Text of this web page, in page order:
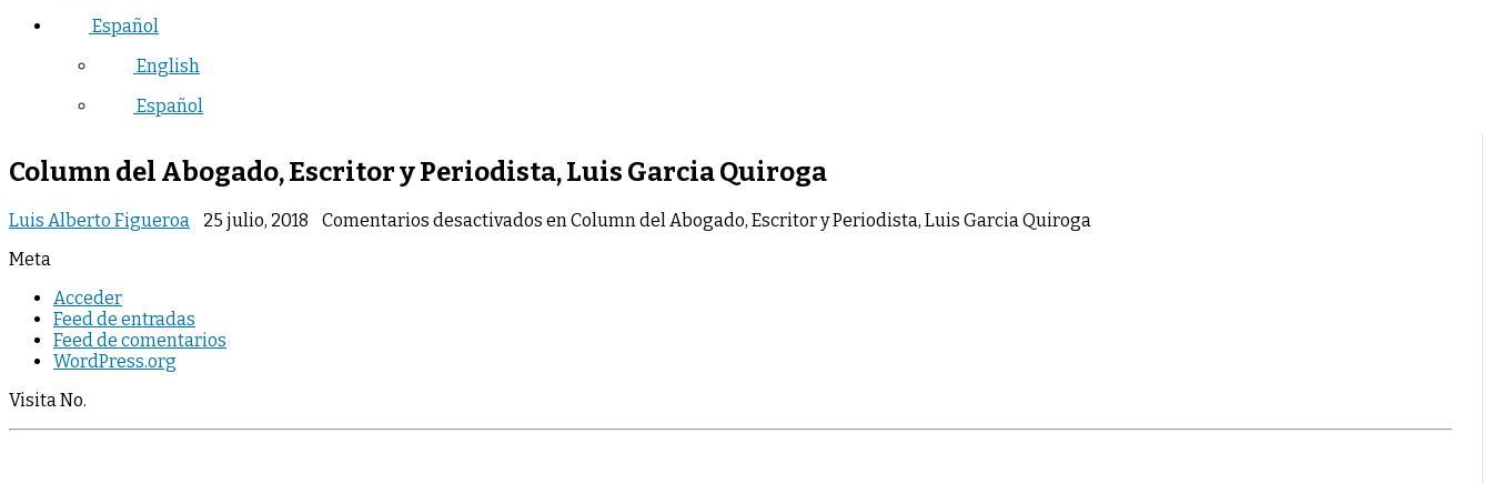
Español
English
Español
Column del Abogado, Escritor y Periodista, Luis Garcia Quiroga
Luis Alberto Figueroa 25 julio, 2018 Comentarios desactivados en Column del Abogado, Escritor y Periodista, Luis Garcia Quiroga
Meta
Acceder
Feed de entradas
Feed de comentarios
WordPress.org
Visita No.